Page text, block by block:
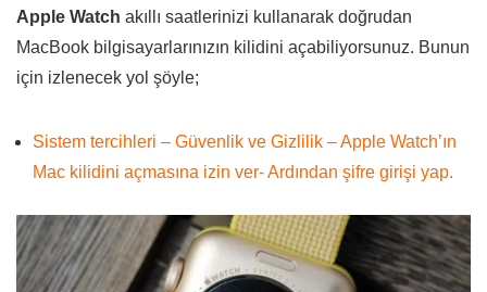
Apple Watch akıllı saatlerinizi kullanarak doğrudan
MacBook bilgisayarlarınızın kilidini açabiliyorsunuz. Bunun
için izlenecek yol şöyle;
Sistem tercihleri – Güvenlik ve Gizlilik – Apple Watch’ın
Mac kilidini açmasına izin ver- Ardından şifre girişi yap.